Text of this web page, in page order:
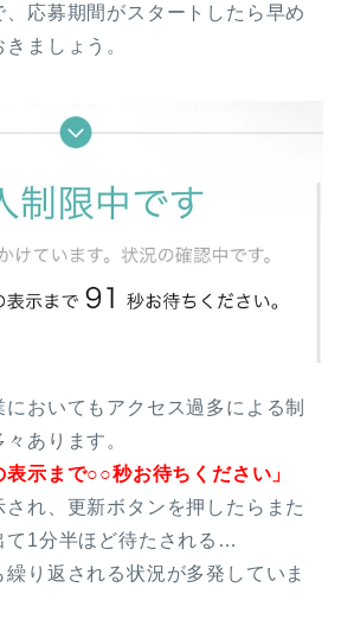
応募期間がスタートしたら早め
ましょう。
おいてもアクセス過多による制
あります。
表示まで○○秒お待ちください」
され、更新ボタンを押したらまた
て1分半ほど待たされる…
繰り返される状況が多発していま